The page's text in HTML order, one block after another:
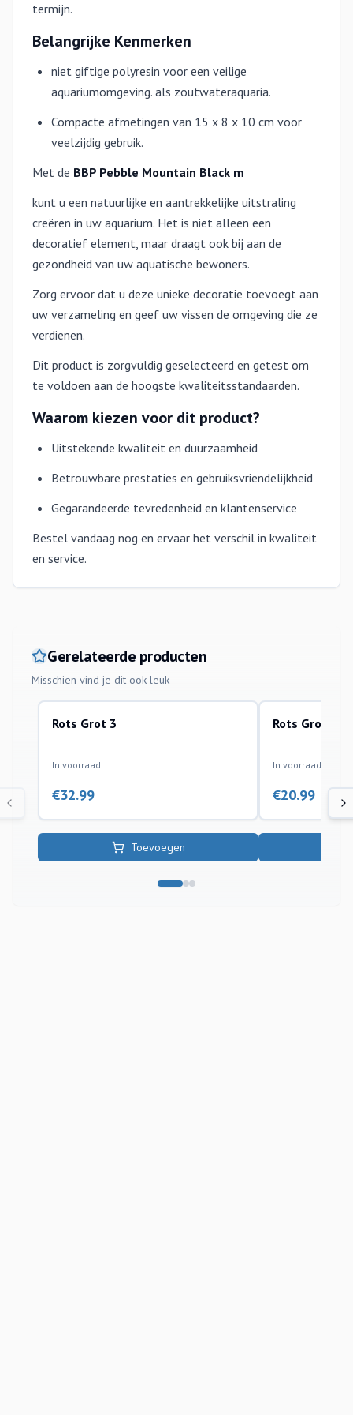
termijn.
Belangrijke Kenmerken
niet giftige polyresin voor een veilige
aquariumomgeving. als zoutwateraquaria.
Compacte afmetingen van 15 x 8 x 10 cm voor
veelzijdig gebruik.
Met de BBP Pebble Mountain Black m
kunt u een natuurlijke en aantrekkelijke uitstraling
creëren in uw aquarium. Het is niet alleen een
decoratief element, maar draagt ook bij aan de
gezondheid van uw aquatische bewoners.
Zorg ervoor dat u deze unieke decoratie toevoegt aan
uw verzameling en geef uw vissen de omgeving die ze
verdienen.
Dit product is zorgvuldig geselecteerd en getest om
te voldoen aan de hoogste kwaliteitsstandaarden.
Waarom kiezen voor dit product?
Uitstekende kwaliteit en duurzaamheid
Betrouwbare prestaties en gebruiksvriendelijkheid
Gegarandeerde tevredenheid en klantenservice
Bestel vandaag nog en ervaar het verschil in kwaliteit
en service.
Gerelateerde producten
Misschien vind je dit ook leuk
kunststof ornamenten
Rots Grot 3
In voorraad
€32.99
Toevoegen
kunststof
Rots Grot 2
In voorraad
€20.99